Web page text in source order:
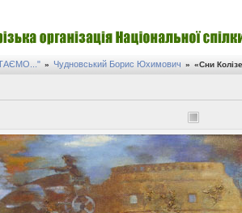
» Чудновський Борис Юхимович » «Сни